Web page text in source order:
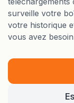
surveille votre
votre historique
vous avez